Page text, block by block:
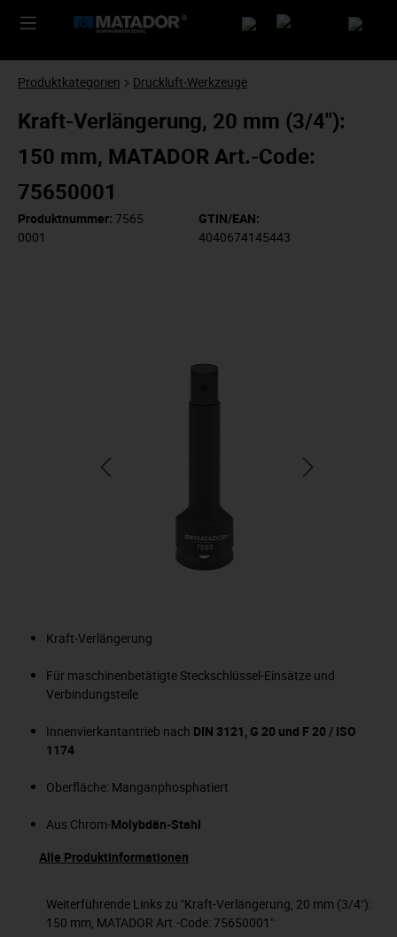
Produktkategorien Druckluft-Werkzeuge
Kraft-Verlängerung, 20 mm (3/4"):
150 mm, MATADOR Art.-Code:
75650001
Produktnummer: 7565
0001
GTIN/EAN:
4040674145443
Kraft-Verlängerung
Für maschinenbetätigte Steckschlüssel-Einsätze und
Verbindungsteile
Innenvierkantantrieb nach DIN 3121, G 20 und F 20 / ISO
1174
Oberfläche: Manganphosphatiert
Aus Chrom-Molybdän-Stahl
Alle Produktinformationen
Weiterführende Links zu "Kraft-Verlängerung, 20 mm (3/4"):
150 mm, MATADOR Art.-Code: 75650001"